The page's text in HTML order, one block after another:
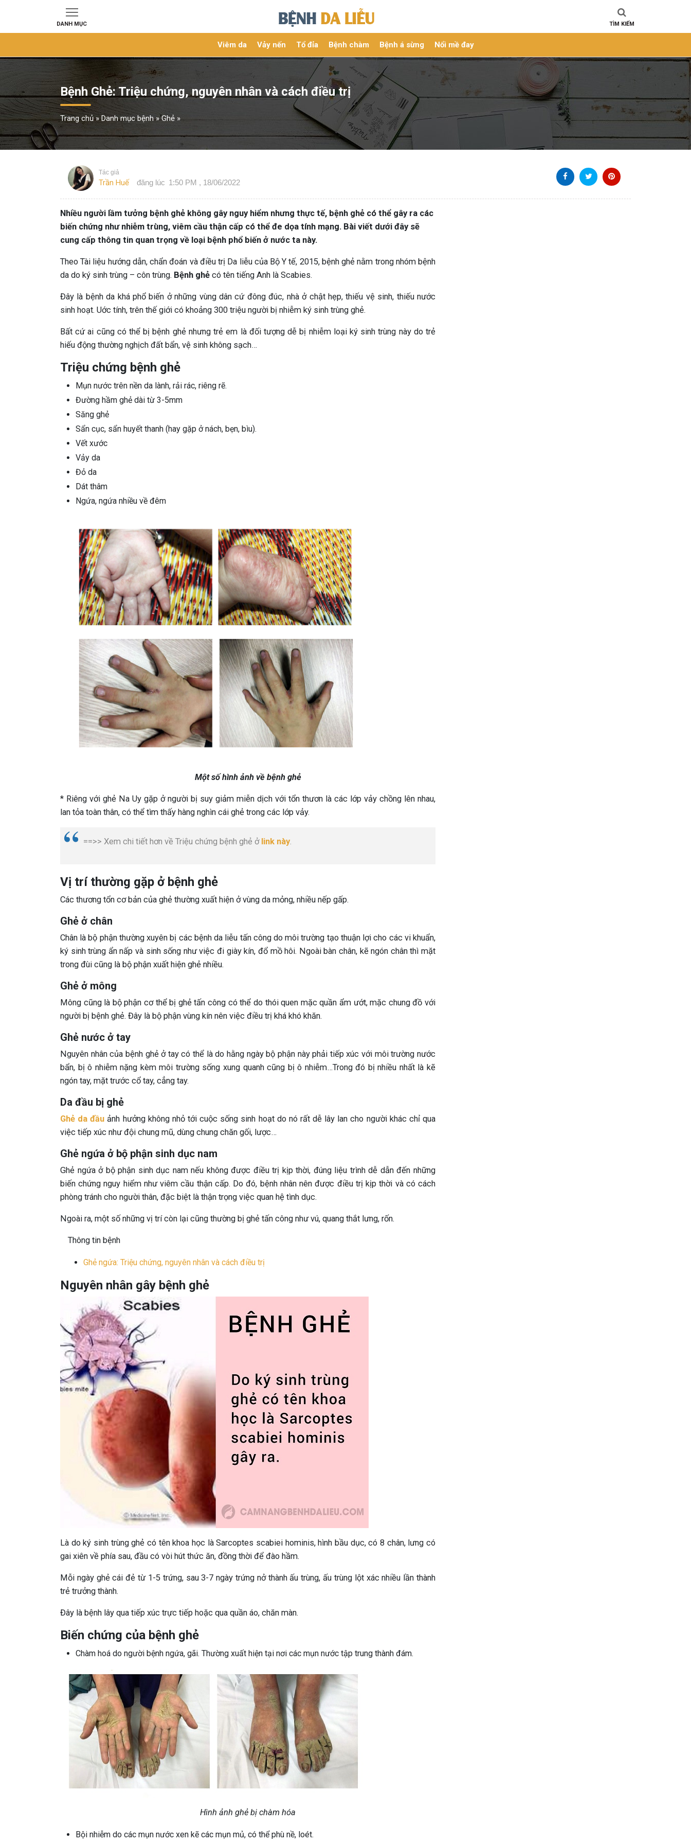
DANH MỤC TÌM KIẾM
Viêm da Vảy nến Tổ đỉa Bệnh chàm Bệnh á sừng Nổi mề đay
Bệnh Ghẻ: Triệu chứng, nguyên nhân và cách điều trị
Trang chủ»Danh mục bệnh»Ghẻ»
Tác giả
Trần Huế đăng lúc 1:50 PM , 18/06/2022
Nhiều người lầm tưởng bệnh ghẻ không gây nguy hiểm nhưng thực tế, bệnh ghẻ có thể gây ra các
biến chứng như nhiễm trùng, viêm cầu thận cấp có thể đe dọa tính mạng. Bài viết dưới đây sẽ
cung cấp thông tin quan trọng về loại bệnh phổ biến ở nước ta này.
Theo Tài liệu hướng dẫn, chẩn đoán và điều trị Da liễu của Bộ Y tế, 2015, bệnh ghẻ nằm trong nhóm bệnh
da do ký sinh trùng – côn trùng. Bệnh ghẻ có tên tiếng Anh là Scabies.
Đây là bệnh da khá phổ biến ở những vùng dân cứ đông đúc, nhà ở chật hẹp, thiếu vệ sinh, thiếu nước
sinh hoạt. Uớc tính, trên thế giới có khoảng 300 triệu người bị nhiễm ký sinh trùng ghẻ.
Bất cứ ai cũng có thể bị bệnh ghẻ nhưng trẻ em là đối tượng dễ bị nhiễm loại ký sinh trùng này do trẻ
hiếu động thường nghịch đất bẩn, vệ sinh không sạch…
Triệu chứng bệnh ghẻ
Mụn nước trên nền da lành, rải rác, riêng rẽ.
Đường hầm ghẻ dài từ 3-5mm
Săng ghẻ
Sẩn cục, sẩn huyết thanh (hay gặp ở nách, bẹn, bìu).
Vết xước
Vảy da
Đỏ da
Dát thâm
Ngứa, ngứa nhiều về đêm
Một số hình ảnh về bệnh ghẻ
* Riêng với ghẻ Na Uy gặp ở người bị suy giảm miễn dịch với tổn thươn là các lớp vảy chồng lên nhau,
lan tỏa toàn thân, có thể tìm thấy hàng nghìn cái ghẻ trong các lớp vảy.
==>> Xem chi tiết hơn về Triệu chứng bệnh ghẻ ở link này.
Vị trí thường gặp ở bệnh ghẻ
Các thương tổn cơ bản của ghẻ thường xuất hiện ở vùng da mỏng, nhiều nếp gấp.
Ghẻ ở chân
Chân là bộ phận thường xuyên bị các bệnh da liễu tấn công do môi trường tạo thuận lợi cho các vi khuẩn,
ký sinh trùng ẩn nấp và sinh sống như việc đi giày kín, đổ mồ hôi. Ngoài bàn chân, kẽ ngón chân thì mặt
trong đùi cũng là bộ phận xuất hiện ghẻ nhiều.
Ghẻ ở mông
Mông cũng là bộ phận cơ thể bị ghẻ tấn công có thể do thói quen mặc quần ẩm ướt, mặc chung đồ với
người bị bệnh ghẻ. Đây là bộ phận vùng kín nên việc điều trị khá khó khăn.
Ghẻ nước ở tay
Nguyên nhân của bệnh ghẻ ở tay có thể là do hằng ngày bộ phận này phải tiếp xúc với môi trường nước
bẩn, bị ô nhiễm nặng kèm môi trường sống xung quanh cũng bị ô nhiễm…Trong đó bị nhiều nhất là kẽ
ngón tay, mặt trước cổ tay, cẳng tay.
Da đầu bị ghẻ
Ghẻ da đầu ảnh hưởng không nhỏ tới cuộc sống sinh hoạt do nó rất dễ lây lan cho người khác chỉ qua
việc tiếp xúc như đội chung mũ, dùng chung chăn gối, lược…
Ghẻ ngứa ở bộ phận sinh dục nam
Ghẻ ngứa ở bộ phận sinh dục nam nếu không được điều trị kịp thời, đúng liệu trình dễ dẫn đến những
biến chứng nguy hiểm như viêm cầu thận cấp. Do đó, bệnh nhân nên được điều trị kịp thời và có cách
phòng tránh cho người thân, đặc biệt là thận trọng việc quan hệ tình dục.
Ngoài ra, một số những vị trí còn lại cũng thường bị ghẻ tấn công như vú, quang thắt lưng, rốn.
Thông tin bệnh
Ghẻ ngứa: Triệu chứng, nguyên nhân và cách điều trị
Nguyên nhân gây bệnh ghẻ
Là do ký sinh trùng ghẻ có tên khoa học là Sarcoptes scabiei hominis, hình bầu dục, có 8 chân, lưng có
gai xiên về phía sau, đầu có vòi hút thức ăn, đồng thời để đào hầm.
Mỗi ngày ghẻ cái đẻ từ 1-5 trứng, sau 3-7 ngày trứng nở thành ấu trùng, ấu trùng lột xác nhiều lần thành
trẻ trưởng thành.
Đây là bệnh lây qua tiếp xúc trực tiếp hoặc qua quần áo, chăn màn.
Biến chứng của bệnh ghẻ
Chàm hoá do người bệnh ngứa, gãi. Thường xuất hiện tại nơi các mụn nước tập trung thành đám.
Hình ảnh ghẻ bị chàm hóa
Bội nhiễm do các mụn nước xen kẽ các mụn mủ, có thể phù nề, loét.